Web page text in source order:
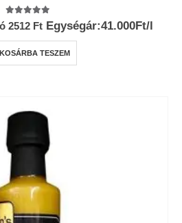
5.00az 5-ből
Ft.
2512 Ft Egységár:41.000Ft/l
KOSÁRBA TESZEM